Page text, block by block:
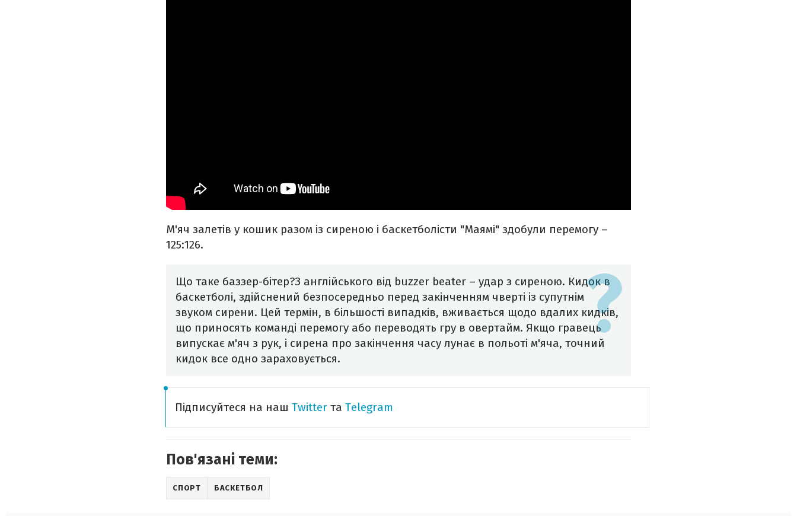
М'яч залетів у кошик разом із сиреною і баскетболісти "Маямі" здобули перемогу –
125:126.
Що таке баззер-бітер?З англійського від buzzer beater – удар з сиреною. Кидок в
баскетболі, здійснений безпосередньо перед закінченням чверті із супутнім
звуком сирени. Цей термін, в більшості випадків, вживається щодо вдалих кидків,
що приносять команді перемогу або переводять гру в овертайм. Якщо гравець
випускає м'яч з рук, і сирена про закінчення часу лунає в польоті м'яча, точний
кидок все одно зараховується.
Підписуйтеся на наш Twitter та Telegram
Пов'язані теми:
СПОРТ БАСКЕТБОЛ